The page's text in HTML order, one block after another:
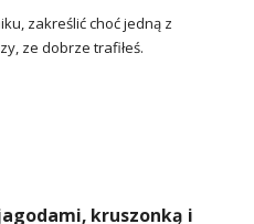
zakreślić choć jedną z
ze dobrze trafiłeś.